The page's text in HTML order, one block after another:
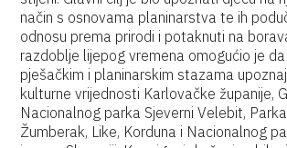
način s osnovama planinarstva te ih
odnosu prema prirodi i potaknuti na
razdoblje lijepog vremena omogućio je
pješačkim i planinarskim stazama
kulturne vrijednosti Karlovačke županije,
Nacionalnog parka Sjeverni Velebit,
Žumberak, Like, Korduna i Nacionalnog